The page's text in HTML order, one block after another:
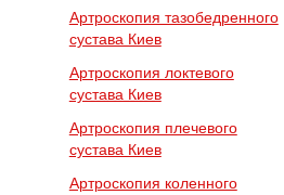
Артроскопия тазобедренного
сустава Киев
Артроскопия локтевого
сустава Киев
Артроскопия плечевого
сустава Киев
Артроскопия коленного